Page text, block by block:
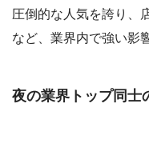
圧倒的な人気を誇り、
など、業界内で強い影
夜の業界トップ同士